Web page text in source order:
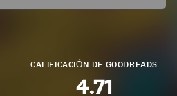
CALIFICACIÓN DE GOODREADS
4.71